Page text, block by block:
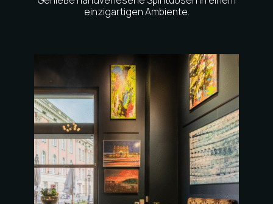
einzigartigen Ambiente.